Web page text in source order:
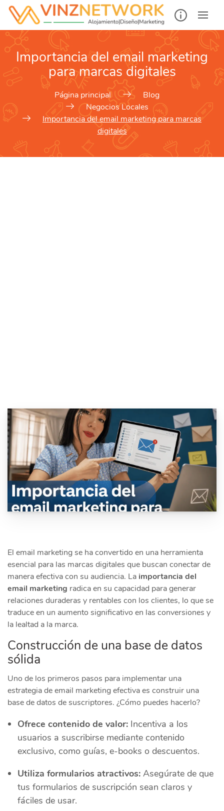
Importancia del email marketing
para marcas digitales
Página principal
Blog
Negocios Locales
Importancia del email marketing para marcas
digitales
El email marketing se ha convertido en una herramienta
esencial para las marcas digitales que buscan conectar de
manera efectiva con su audiencia. La importancia del
email marketing radica en su capacidad para generar
relaciones duraderas y rentables con los clientes, lo que se
traduce en un aumento significativo en las conversiones y
la lealtad a la marca.
Construcción de una base de datos
sólida
Uno de los primeros pasos para implementar una
estrategia de email marketing efectiva es construir una
base de datos de suscriptores. ¿Cómo puedes hacerlo?
Ofrece contenido de valor: Incentiva a los
usuarios a suscribirse mediante contenido
exclusivo, como guías, e-books o descuentos.
Utiliza formularios atractivos: Asegúrate de que
tus formularios de suscripción sean claros y
fáciles de usar.